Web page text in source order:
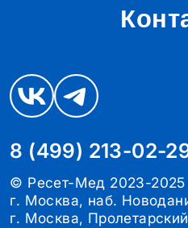
8 (499) 213-02-
© Ресет-Мед 2023-2025
г. Москва, наб.
г. Москва,